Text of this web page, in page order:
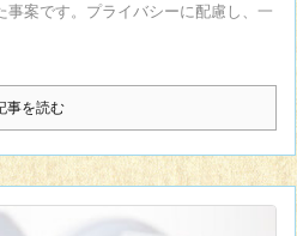
案です。プライバシーに配慮し、一
事を読む